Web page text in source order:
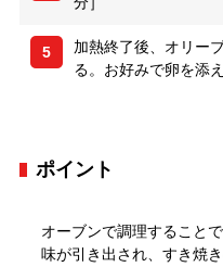
5
加熱終了後、オリー
る。お好みで卵を添え
ポイント
オーブンで調理すること
味が引き出され、すき焼